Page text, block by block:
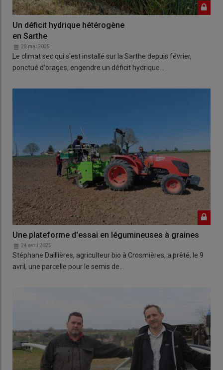
Un déficit hydrique hétérogène
en Sarthe
28 mai 2025
Le climat sec qui s'est installé sur la Sarthe depuis février,
ponctué d'orages, engendre un déficit hydrique…
Une plateforme d'essai en légumineuses à graines
24 avril 2025
Stéphane Daillières, agriculteur bio à Crosmières, a prêté, le 9
avril, une parcelle pour le semis de…